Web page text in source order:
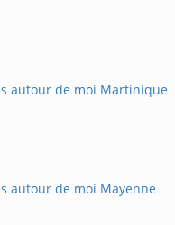
autour de moi Martinique
autour de moi Mayenne